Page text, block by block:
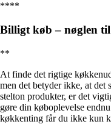
****
Billigt køb – nøglen
**
At finde det rigtige
men det betyder ikke, at
stelton produkter, er det
gøre din køboplevelse
køkkenting får du ikke kun